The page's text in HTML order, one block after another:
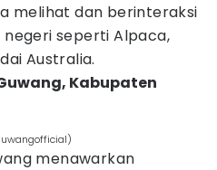
melihat dan berinteraksi
seperti Alpaca,
Australia.
Kabupaten
menawarkan